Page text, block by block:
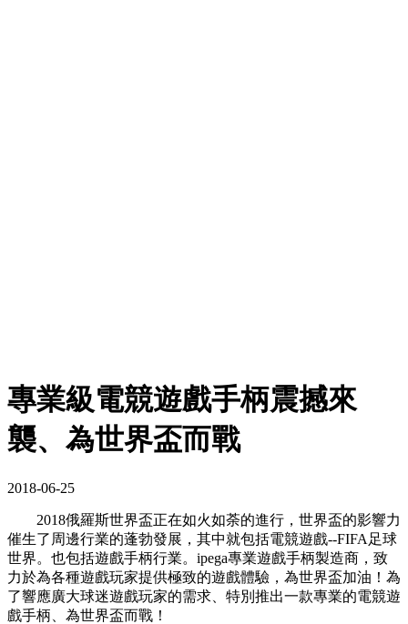
專業級電競遊戲手柄震撼來
襲、為世界盃而戰
2018-06-25
2018俄羅斯世界盃正在如火如荼的進行，世界盃的影響力
催生了周邊行業的蓬勃發展，其中就包括電競遊戲--FIFA足球
世界。也包括遊戲手柄行業。ipega專業遊戲手柄製造商，致
力於為各種遊戲玩家提供極致的遊戲體驗，為世界盃加油！為
了響應廣大球迷遊戲玩家的需求、特別推出一款專業的電競遊
戲手柄、為世界盃而戰！